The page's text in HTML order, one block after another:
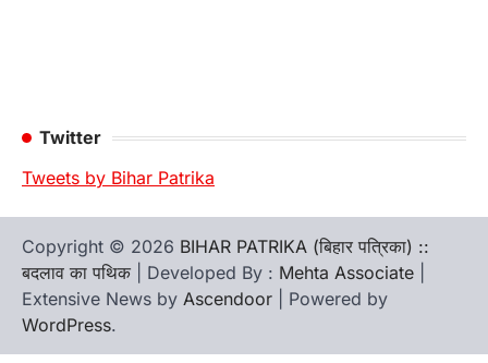
Twitter
Tweets by Bihar Patrika
Copyright © 2026 BIHAR PATRIKA (बिहार पत्रिका) ::
बदलाव का पथिक | Developed By : Mehta Associate
Extensive News by Ascendoor | Powered by
WordPress.